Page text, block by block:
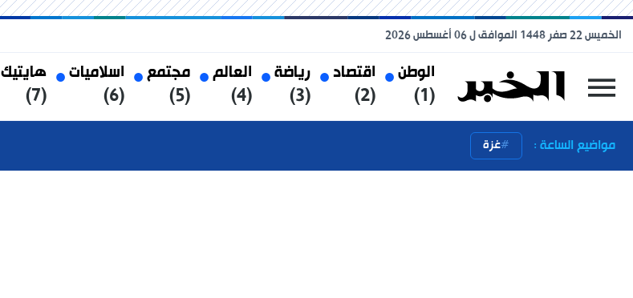
الوطن
(1)
اقتصاد
(2)
رياضة
(3)
العالم
(4)
مجتمع
(5)
اسلاميات
(6)
هايتيك
(7)
الخميس 22 صفر 1448 الموافق ل 06 أغسطس 2026
مواضيع الساعة : غزة